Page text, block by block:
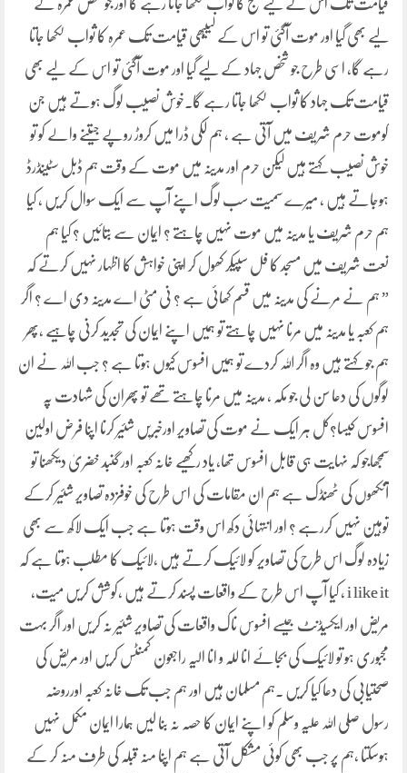
قیامت تک اس کے لیے حج کا ثواب لکھا جاتا رہے گا اور جو شخص عمرہ کے
لیے بھی گیا اور موت آگئی تو اس کے لییبھی قیامت تک عمرہ کا ثواب لکھا جاتا
رہے گا، اسی طرح جو شخص جہاد کے لیے گیا اور موت آگئی تو اس کے لیے بھی
قیامت تک جہاد کا ثواب لکھا جاتا رہے گا۔خوش نصیب لوگ ہوتے ہیں جن
کوموت حرم شریف میں آتی ہے ، ہم لکی ڈرا میں کروڑ روپے جیتنے والے کو تو
خوش نصیب کہتے ہیں لیکن حرم اور مدینہ میں موت کے وقت ہم ڈبل سٹینڈرڈ
ہوجاتے ہیں ، میرے سمیت سب لوگ اپنے آپ سے ایک سوال کریں ، کیا
ہم حرم شریف یا مدینہ میں موت نہیں چاہتے ؟ ایمان سے بتائیں ؟ کیا ہم
نعت شریف میں مسجد کا فل سپیکر کھول کر اپنی خواہش کا اظہار نہیں کرتے کہ
” ہم نے مرنے کی مدینہ میں قسم کھائی ہے ؟ نی مٹی اے مدینہ دی اے ؟ اگر
ہم کعبہ یا مدینہ میں مرنا نہیں چاہتے تو ہمیں اپنے ایمان کی تجدید کرنی چاہیے ،پھر
ہم جو کہتے ہیں وہ اگر اللہ کردے تو ہمیں افسوس کیوں ہوتا ہے ؟ جب اللہ نے ان
لوگوں کی دعا سن لی جو مکہ ، مدینہ میں مرنا چاہتے تھے تو پھران کی شہادت پہ
افسوس کیسا؟کل ہر ایک نے موت کی تصاویر اورخبریں شئیر کرنا اپنا فرض اولین
سمجھاجو کہ نہایت ہی قابل افسوس تھا، یاد رکھیے خانہ کعبہ اور گنبد خضریٰ دیکھنا تو
آنکھوں کی ٹھنڈک ہے ہم ان مقامات کی اس طرح کی خوفزدہ تصاویر شئیر کرکے
توہین نہیں کررہے ؟ اور انتہائی دکھ اس وقت ہوتا ہے جب ایک لاکھ سے بھی
زیادہ لوگ اس طرح کی تصاویر کو لائیک کرتے ہیں ،لائیک کا مطلب ہوتا ہے کہ
i like it ، کیا آپ اس طرح کے واقعات پسند کرتے ہیں ،کوشش کریں میت،
مریض اور ایکسیڈنٹ جیسے افسوس ناک واقعات کی تصاویر شئیر نہ کریں اور اگر بہت
مجبوری ہو تو لائیک کی بجائے انا للہ و انا الیہ راجعون کمنٹس کریں اور مریض کی
صحتیابی کی دعا کیا کریں ۔ہم مسلمان ہیں اور ہم جب تک خانہ کعبہ اورروضہ
رسول صلی اللہ علیہ وسلم کو اپنے ایمان کا حصہ نہ بنا لیں ہمارا ایمان مکمل نہیں
ہوسکتا ،ہم پر جب بھی کوئی مشکل آتی ہے ہم اپنا منہ قبلہ کی طرف منہ کر کے